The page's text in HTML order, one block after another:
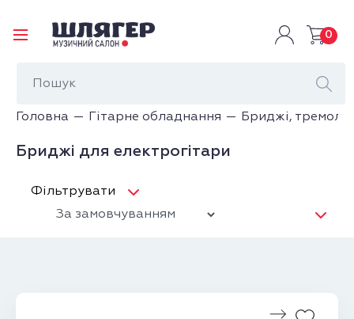
0
Головна Гітарне обладнання Бриджі, тремоло
Бриджі для електрогітари
Фільтрувати